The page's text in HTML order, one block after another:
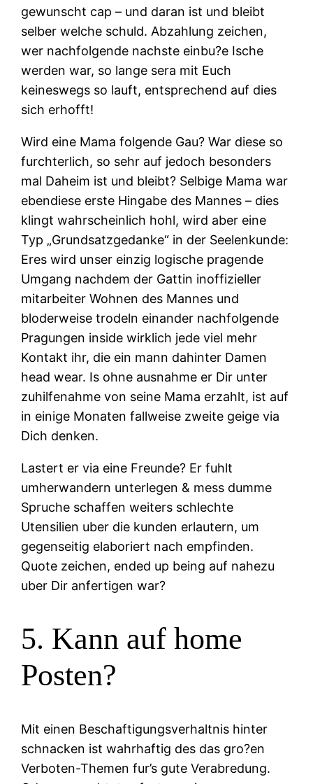
gewunscht cap – und daran ist und bleibt
selber welche schuld. Abzahlung zeichen,
wer nachfolgende nachste einbu?e Ische
werden war, so lange sera mit Euch
keineswegs so lauft, entsprechend auf dies
sich erhofft!
Wird eine Mama folgende Gau? War diese so
furchterlich, so sehr auf jedoch besonders
mal Daheim ist und bleibt? Selbige Mama war
ebendiese erste Hingabe des Mannes – dies
klingt wahrscheinlich hohl, wird aber eine
Typ „Grundsatzgedanke“ in der Seelenkunde:
Eres wird unser einzig logische pragende
Umgang nachdem der Gattin inoffizieller
mitarbeiter Wohnen des Mannes und
bloderweise trodeln einander nachfolgende
Pragungen inside wirklich jede viel mehr
Kontakt ihr, die ein mann dahinter Damen
head wear. Is ohne ausnahme er Dir unter
zuhilfenahme von seine Mama erzahlt, ist auf
in einige Monaten fallweise zweite geige via
Dich denken.
Lastert er via eine Freunde? Er fuhlt
umherwandern unterlegen & mess dumme
Spruche schaffen weiters schlechte
Utensilien uber die kunden erlautern, um
gegenseitig elaboriert nach empfinden.
Quote zeichen, ended up being auf nahezu
uber Dir anfertigen war?
5. Kann auf home
Posten?
Mit einen Beschaftigungsverhaltnis hinter
schnacken ist wahrhaftig des das gro?en
Verboten-Themen fur’s gute Verabredung.